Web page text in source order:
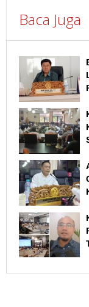
Baca Juga